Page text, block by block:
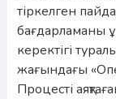
тіркелген
бағдарламаны
керектігі
жағындағы
Процесті